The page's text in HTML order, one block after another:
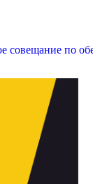
совещание по